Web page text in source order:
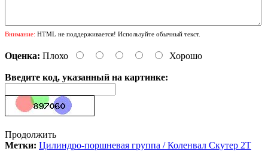
Внимание: HTML не поддерживается! Используйте обычный текст.
Оценка: Плохо Хорошо
Введите код, указанный на картинке:
Продолжить
Метки: Цилиндро-поршневая группа / Коленвал Скутер 2Т